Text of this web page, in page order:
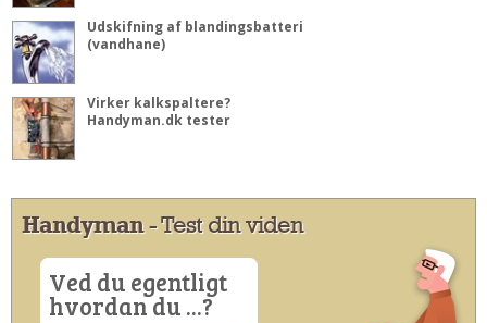
Udskifning af blandingsbatteri
(vandhane)
Virker kalkspaltere?
Handyman.dk tester
Handyman- Test din viden
Ved du egentligt
hvordan du ...?